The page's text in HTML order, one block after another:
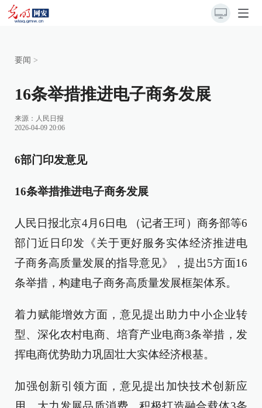
要闻 >
16条举措推进电子商务发展
来源： 人民日报
2026-04-09 20:06
6部门印发意见
16条举措推进电子商务发展
人民日报北京4月6日电 （记者王珂）商务部等6
部门近日印发《关于更好服务实体经济推进电
子商务高质量发展的指导意见》，提出5方面16
条举措，构建电子商务高质量发展框架体系。
着力赋能增效方面，意见提出助力中小企业转
型、深化农村电商、培育产业电商3条举措，发
挥电商优势助力巩固壮大实体经济根基。
加强创新引领方面，意见提出加快技术创新应